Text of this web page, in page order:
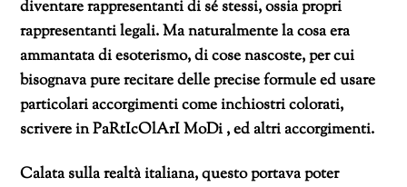
diventare rappresentanti di sé stessi, ossia propri
rappresentanti legali. Ma naturalmente la cosa era
ammantata di esoterismo, di cose nascoste, per cui
bisognava pure recitare delle precise formule ed usare
particolari accorgimenti come inchiostri colorati,
scrivere in PaRtIcOlArI MoDi , ed altri accorgimenti.
Calata sulla realtà italiana, questo portava poter